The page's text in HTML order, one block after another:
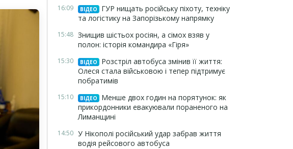
16:09 ВІДЕО
ГУР нищать російську піхоту, техніку
та логістику на Запорізькому напрямку
15:48 Знищив шістьох росіян, а сімох взяв у
полон: історія командира «Гіря»
15:30 ВІДЕО
Розстріл автобуса змінив її життя:
Олеся стала військовою і тепер підтримує
побратимів
15:10 ВІДЕО
Менше двох годин на порятунок: як
прикордонники евакуювали пораненого на
Лиманщині
14:50 У Нікополі російський удар забрав життя
водія рейсового автобуса